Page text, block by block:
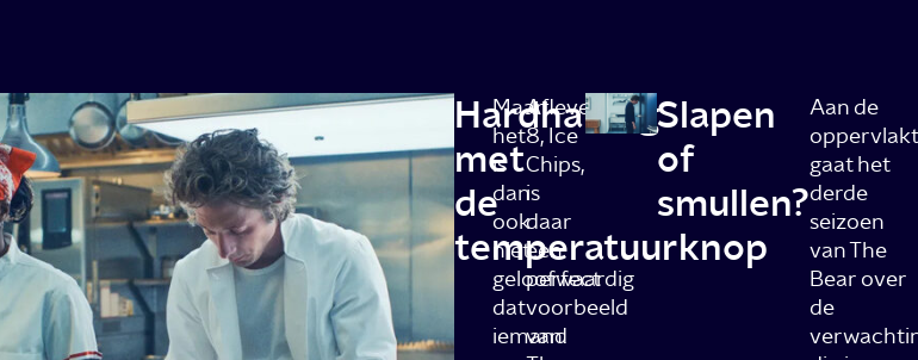
Hardhandig
met
de
temperatuurknop
Maar
het
is
dan
ook
niet
geloofwaardig
dat
iemand
Aflevering
8, Ice
Chips,
is
daar
een
perfect
voorbeeld
van.
Slapen
of
smullen?
Aan de
gaat het
derde
seizoen
van The
Bear over
de